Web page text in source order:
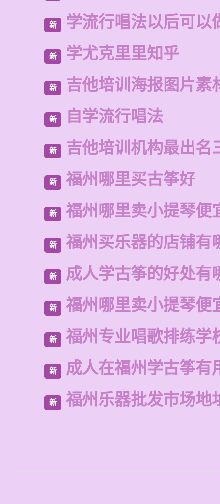
新 学流行唱法以后可以
新 学尤克里里知乎
新 吉他培训海报图片素
新 自学流行唱法
新 吉他培训机构最出名
新 福州哪里买古筝好
新 福州哪里卖小提琴便
新 福州买乐器的店铺有
新 成人学古筝的好处有
新 福州哪里卖小提琴便
新 福州专业唱歌排练学
新 成人在福州学古筝有
新 福州乐器批发市场地